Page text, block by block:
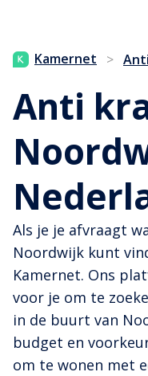
Kamernet >
Anti
Als je je afvraagt
Noordwijk kunt
Kamernet. Ons
voor je om te
in de buurt van
budget en
om te wonen met